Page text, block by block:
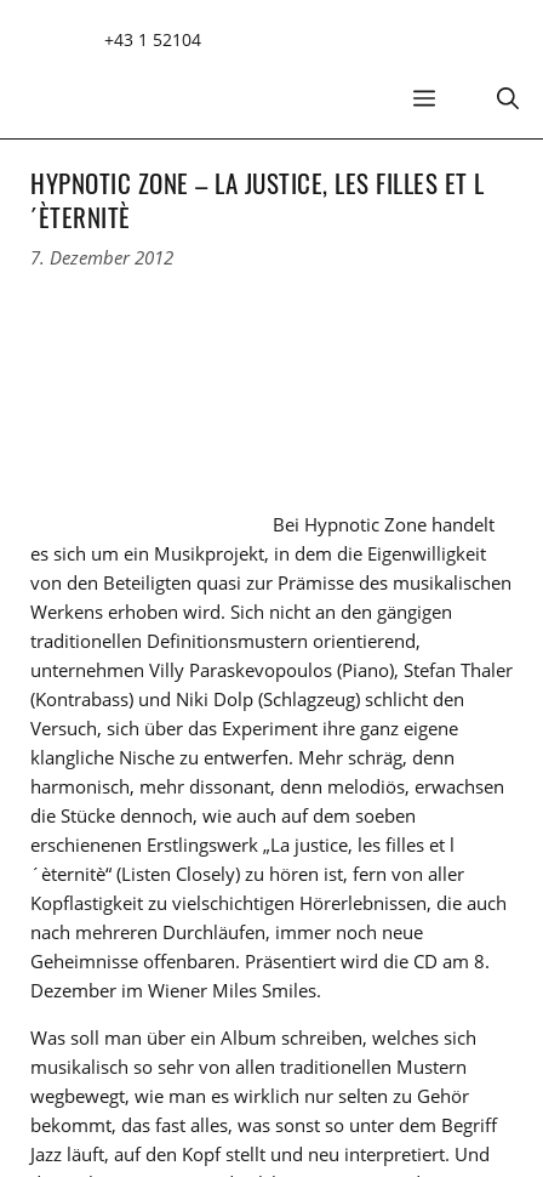
+43 1 52104
MENÜ
HYPNOTIC ZONE – LA JUSTICE, LES FILLES ET L
´ÈTERNITÈ
7. Dezember 2012
Bei Hypnotic Zone handelt
es sich um ein Musikprojekt, in dem die Eigenwilligkeit
von den Beteiligten quasi zur Prämisse des musikalischen
Werkens erhoben wird. Sich nicht an den gängigen
traditionellen Definitionsmustern orientierend,
unternehmen Villy Paraskevopoulos (Piano), Stefan Thaler
(Kontrabass) und Niki Dolp (Schlagzeug) schlicht den
Versuch, sich über das Experiment ihre ganz eigene
klangliche Nische zu entwerfen. Mehr schräg, denn
harmonisch, mehr dissonant, denn melodiös, erwachsen
die Stücke dennoch, wie auch auf dem soeben
erschienenen Erstlingswerk „La justice, les filles et l
´èternitè“ (Listen Closely) zu hören ist, fern von aller
Kopflastigkeit zu vielschichtigen Hörerlebnissen, die auch
nach mehreren Durchläufen, immer noch neue
Geheimnisse offenbaren. Präsentiert wird die CD am 8.
Dezember im Wiener Miles Smiles.
Was soll man über ein Album schreiben, welches sich
musikalisch so sehr von allen traditionellen Mustern
wegbewegt, wie man es wirklich nur selten zu Gehör
bekommt, das fast alles, was sonst so unter dem Begriff
Jazz läuft, auf den Kopf stellt und neu interpretiert. Und